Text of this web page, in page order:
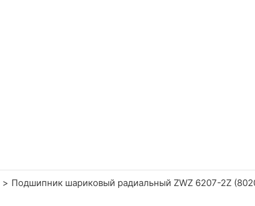
Подшипник шариковый радиальный ZWZ 6207-2Z